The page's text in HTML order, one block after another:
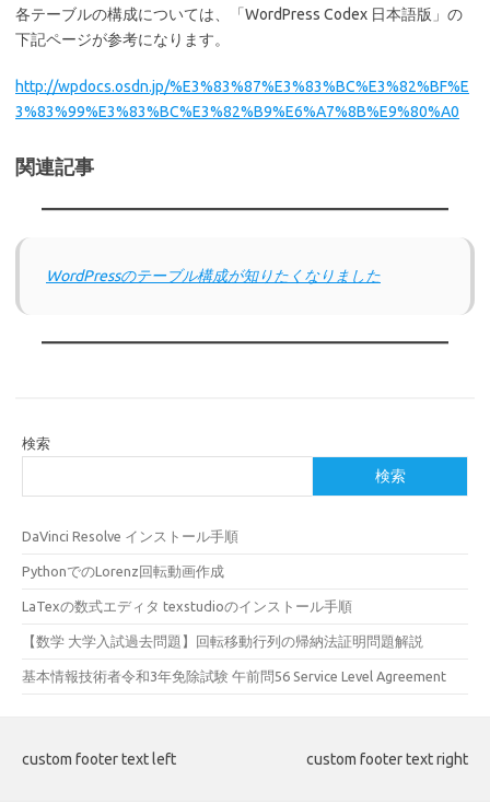
各テーブルの構成については、「WordPress Codex 日本語版」の
下記ページが参考になります。
http://wpdocs.osdn.jp/%E3%83%87%E3%83%BC%E3%82%BF%E
3%83%99%E3%83%BC%E3%82%B9%E6%A7%8B%E9%80%A0
関連記事
WordPressのテーブル構成が知りたくなりました
検索
検索
DaVinci Resolve インストール手順
PythonでのLorenz回転動画作成
LaTexの数式エディタ texstudioのインストール手順
【数学 大学入試過去問題】回転移動行列の帰納法証明問題解説
基本情報技術者令和3年免除試験 午前問56 Service Level Agreement
custom footer text left custom footer text right